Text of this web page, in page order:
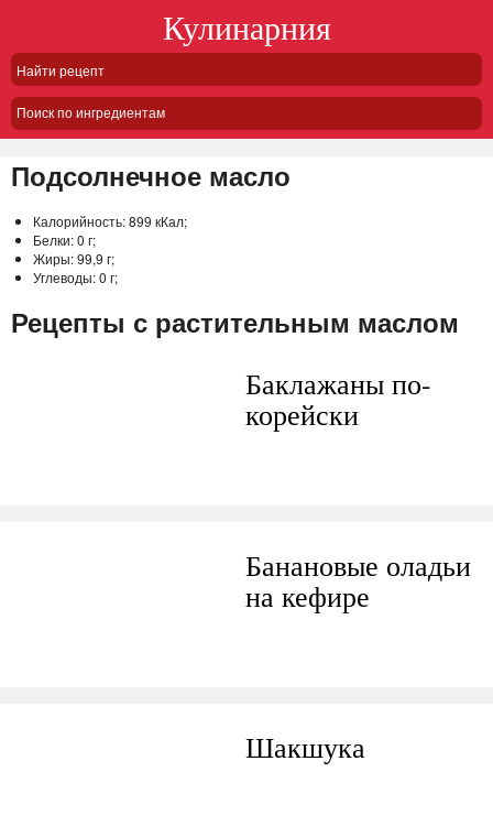
Кулинарния
Поиск по ингредиентам
Подсолнечное масло
Калорийность:899 кКал;
Белки:0 г;
Жиры:99,9 г;
Углеводы:0 г;
Рецепты с растительным маслом
Баклажаны по-
корейски
Банановые оладьи
на кефире
Шакшука